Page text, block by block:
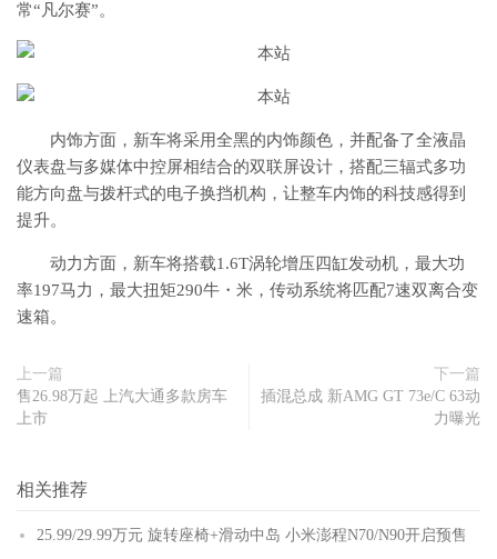
常“凡尔赛”。
内饰方面，新车将采用全黑的内饰颜色，并配备了全液晶
仪表盘与多媒体中控屏相结合的双联屏设计，搭配三辐式多功
能方向盘与拨杆式的电子换挡机构，让整车内饰的科技感得到
提升。
动力方面，新车将搭载1.6T涡轮增压四缸发动机，最大功
率197马力，最大扭矩290牛・米，传动系统将匹配7速双离合变
速箱。
上一篇
售26.98万起 上汽大通多款房车
上市
下一篇
插混总成 新AMG GT 73e/C 63动
力曝光
相关推荐
25.99/29.99万元 旋转座椅+滑动中岛 小米澎程N70/N90开启预售